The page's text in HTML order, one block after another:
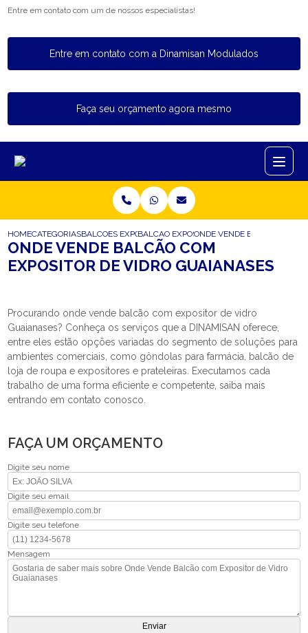
Entre em contato com um de nossos especialistas!
Entre em contato com a Dinamisan Modulados
Faça seu orçamento agora mesmo
HOMECATEGORIASBALCOES EXPOSITORESBALCAO EXPOSITOR CAIXAONDE VENDE BALCAO COM
ONDE VENDE BALCÃO COM
EXPOSITOR DE VIDRO GUAIANASES
Procurando onde vende balcão com expositor de vidro
Guaianases? Conheça os serviços que a DINAMISAN oferece,
entre eles estão opções variadas do segmento de soluções para
ambientes comerciais, como gôndolas para farmácia, balcão de
loja de roupa e expositores e prateleiras. Executamos cada
trabalho de uma forma eficiente e competente, saiba mais
entrando em contato conosco.
FAÇA UM ORÇAMENTO
Digite seu nome
Digite seu email
Digite seu telefone
Mensagem